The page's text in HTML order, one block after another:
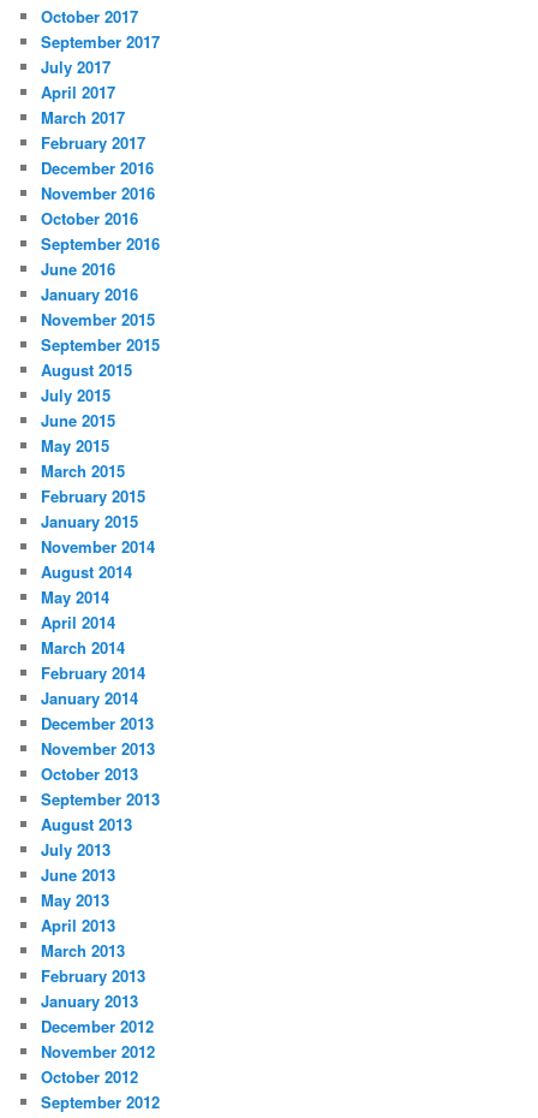
October 2017
September 2017
July 2017
April 2017
March 2017
February 2017
December 2016
November 2016
October 2016
September 2016
June 2016
January 2016
November 2015
September 2015
August 2015
July 2015
June 2015
May 2015
March 2015
February 2015
January 2015
November 2014
August 2014
May 2014
April 2014
March 2014
February 2014
January 2014
December 2013
November 2013
October 2013
September 2013
August 2013
July 2013
June 2013
May 2013
April 2013
March 2013
February 2013
January 2013
December 2012
November 2012
October 2012
September 2012